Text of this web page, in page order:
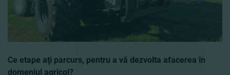
Ce etape aţi parcurs, pentru a vă dezvolta afacerea în
domeniul agricol?